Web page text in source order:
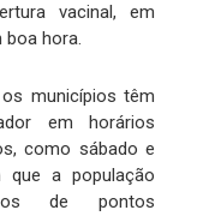
vacinal, em
boa hora.
municípios têm
em horários
como sábado e
a população
de pontos